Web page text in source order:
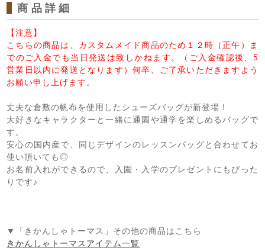
商品詳細
【注意】
こちらの商品は、カスタムメイド商品のため１２時（正午）ま
でのご入金でも当日発送は致しかねます。（ご入金確認後、5
営業日以内に発送となります）何卒、ご了承いただきますよう
お願い申し上げます。
丈夫な倉敷の帆布を使用したシューズバッグが新登場！
大好きなキャラクターと一緒に通園や通学を楽しめるバッグで
す。
安心の国内産で、同じデザインのレッスンバッグと合わせてお
使い頂いても◎
お名前入れができるので、入園・入学のプレゼントにもぴった
りです♪
▼「きかんしゃトーマス」その他の商品はこちら
きかんしゃトーマスアイテム一覧